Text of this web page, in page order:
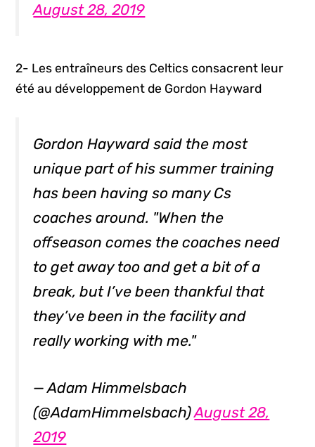
August 28, 2019
2- Les entraîneurs des Celtics consacrent leur
été au développement de Gordon Hayward
Gordon Hayward said the most
unique part of his summer training
has been having so many Cs
coaches around. "When the
offseason comes the coaches need
to get away too and get a bit of a
break, but I’ve been thankful that
they’ve been in the facility and
really working with me."
— Adam Himmelsbach
(@AdamHimmelsbach)August 28,
2019